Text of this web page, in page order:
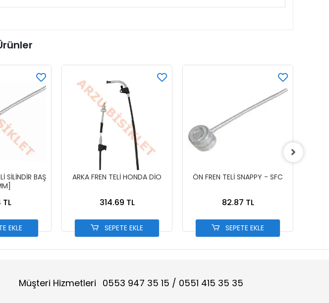
SİLİNDİR BAŞ
TL
EKLE
ARKA FREN TELİ HONDA DİO
314.69 TL
SEPETE EKLE
ÖN FREN TELİ SNAPPY - SFC
82.87 TL
SEPETE EKLE
Müşteri Hizmetleri 0553 947 35 15 / 0551 415 35 35